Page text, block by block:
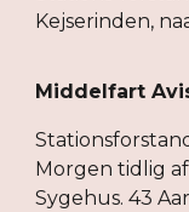
Kejserinden,
Middelfart
Morgen tidlig
Sygehus. 43